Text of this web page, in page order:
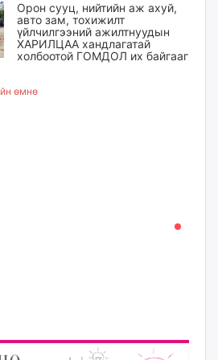
Орон сууц, нийтийн аж ахуй,
авто зам, тохижилт
үйлчилгээний ажилтнуудын
ХАРИЛЦАА хандлагатай
холбоотой ГОМДОЛ их байгааг
өмнө
Д.Амарбаясгалан:
Шатахууныхаа 97 хувийг нэг